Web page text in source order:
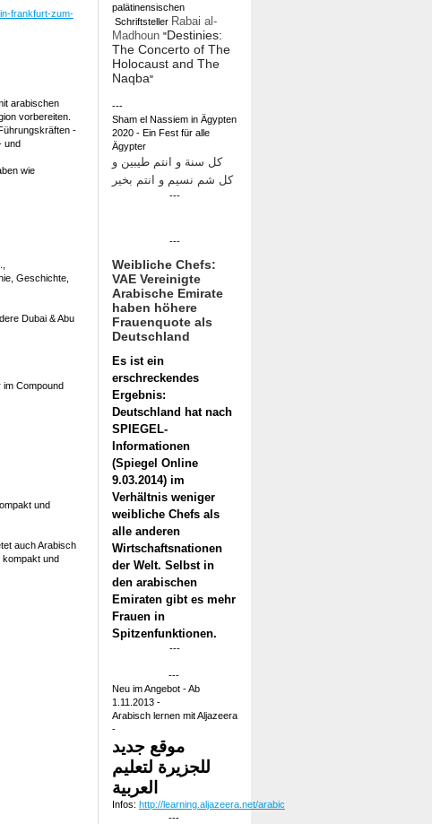
frankfurt-zum-
arabischen
vorbereiten.
-
und
wie
Geschichte,
Dubai & Abu
im Compound
und
auch Arabisch
kompakt und
palätinensischen
Schriftsteller Rabai al-
Madhoun "Destinies:
The Concerto of The
Holocaust and The
Naqba"
---
Sham el Nassiem in Ägypten
2020 - Ein Fest für alle
Ägypter
كل سنة و انتم طيبين و
كل شم نسيم و انتم بخير
---
---
Weibliche Chefs:
VAE Vereinigte
Arabische Emirate
haben höhere
Frauenquote als
Deutschland
Es ist ein
erschreckendes
Ergebnis:
Deutschland hat nach
SPIEGEL-
Informationen
(Spiegel Online
9.03.2014) im
Verhältnis weniger
weibliche Chefs als
alle anderen
Wirtschaftsnationen
der Welt. Selbst in
den arabischen
Emiraten gibt es mehr
Frauen in
Spitzenfunktionen.
---
---
Neu im Angebot - Ab
1.11.2013 -
Arabisch lernen mit Aljazeera
-
موقع جديد
للجزيرة لتعليم
العربية
Infos: http://learning.aljazeera.net/arabic
---